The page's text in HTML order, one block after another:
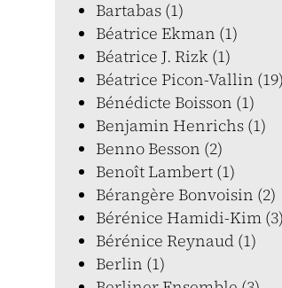
Bartabas (1)
Béatrice Ekman (1)
Béatrice J. Rizk (1)
Béatrice Picon-Vallin (19)
Bénédicte Boisson (1)
Benjamin Henrichs (1)
Benno Besson (2)
Benoît Lambert (1)
Bérangère Bonvoisin (2)
Bérénice Hamidi-Kim (3)
Bérénice Reynaud (1)
Berlin (1)